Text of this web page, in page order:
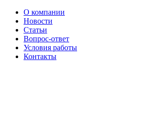
О компании
Новости
Статьи
Вопрос-ответ
Условия работы
Контакты